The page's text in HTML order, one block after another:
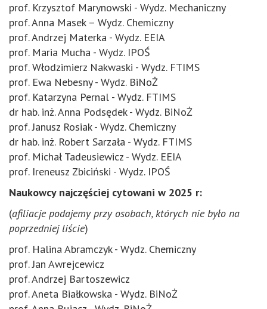
prof. Krzysztof Marynowski - Wydz. Mechaniczny
prof. Anna Masek – Wydz. Chemiczny
prof. Andrzej Materka - Wydz. EEIA
prof. Maria Mucha - Wydz. IPOŚ
prof. Włodzimierz Nakwaski - Wydz. FTIMS
prof. Ewa Nebesny - Wydz. BiNoŻ
prof. Katarzyna Pernal - Wydz. FTIMS
dr hab. inż. Anna Podsędek - Wydz. BiNoŻ
prof. Janusz Rosiak - Wydz. Chemiczny
dr hab. inż. Robert Sarzała - Wydz. FTIMS
prof. Michał Tadeusiewicz - Wydz. EEIA
prof. Ireneusz Zbiciński - Wydz. IPOŚ
Naukowcy najczęściej cytowani w 2025 r:
(afiliacje podajemy przy osobach, których nie było na
poprzedniej liście)
prof. Halina Abramczyk - Wydz. Chemiczny
prof. Jan Awrejcewicz
prof. Andrzej Bartoszewicz
prof. Aneta Białkowska - Wydz. BiNoŻ